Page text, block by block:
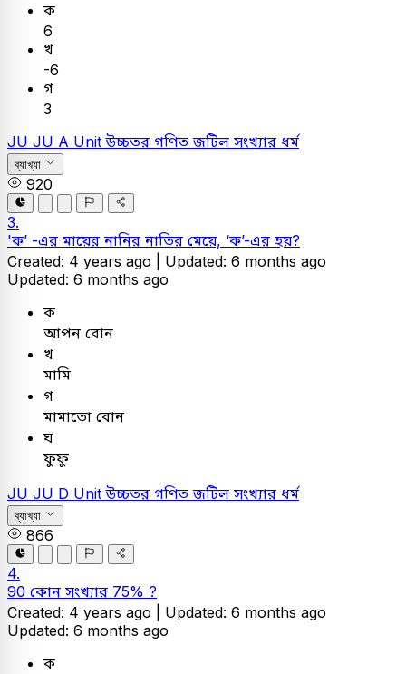
ক
6
খ
-6
গ
3
JU JU A Unitউচ্চতর গণিতজটিল সংখ্যার ধর্ম
ব্যাখ্যা
920
3.
'ক’ -এর মায়ের নানির নাতির মেয়ে, ‘ক’-এর হয়?
Created: 4 years ago | Updated: 6 months ago
Updated: 6 months ago
ক
আপন বোন
খ
মামি
গ
মামাতো বোন
ঘ
ফুফু
JU JU D Unitউচ্চতর গণিতজটিল সংখ্যার ধর্ম
ব্যাখ্যা
866
4.
90 কোন সংখ্যার 75% ?
Created: 4 years ago | Updated: 6 months ago
Updated: 6 months ago
ক